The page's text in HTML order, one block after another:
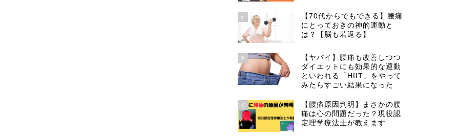
8
【70代からでもできる】腰痛
にとっておきの神的運動と
は？【脳も若返る】
9
【ヤバイ】腰痛も改善しつつ
ダイエットにも効果的な運動
といわれる「HIIT」をやって
みたらすごい結果になった
10
【腰痛原因判明】まさかの腰
痛は心の問題だった？現役認
定理学療法士が教えます